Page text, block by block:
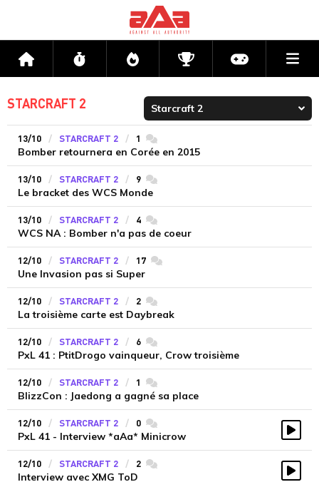
Accueil Flux Directs CompétitionsActu jeux
STARCRAFT 2
13/10 STARCRAFT 2 1 commentaires
Bomber retournera en Corée en 2015
13/10 STARCRAFT 2 9 commentaires
Le bracket des WCS Monde
13/10 STARCRAFT 2 4 commentaires
WCS NA : Bomber n'a pas de coeur
12/10 STARCRAFT 2 17 commentaires
Une Invasion pas si Super
12/10 STARCRAFT 2 2 commentaires
La troisième carte est Daybreak
12/10 STARCRAFT 2 6 commentaires
PxL 41 : PtitDrogo vainqueur, Crow troisième
12/10 STARCRAFT 2 1 commentaires
BlizzCon : Jaedong a gagné sa place
12/10 STARCRAFT 2 0 commentaires
PxL 41 - Interview *aAa* Minicrow
12/10 STARCRAFT 2 2 commentaires
Interview avec XMG ToD